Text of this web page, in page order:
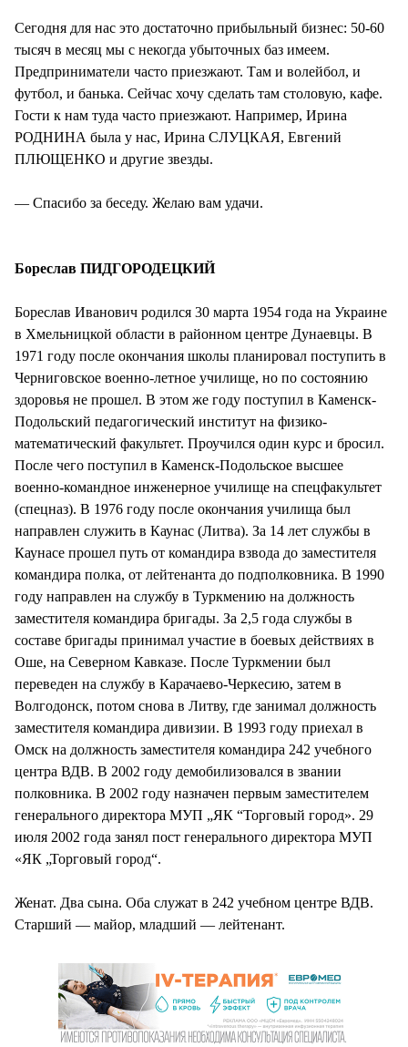
Сегодня для нас это достаточно прибыльный бизнес: 50-60
тысяч в месяц мы с некогда убыточных баз имеем.
Предприниматели часто приезжают. Там и волейбол, и
футбол, и банька. Сейчас хочу сделать там столовую, кафе.
Гости к нам туда часто приезжают. Например, Ирина
РОДНИНА была у нас, Ирина СЛУЦКАЯ, Евгений
ПЛЮЩЕНКО и другие звезды.
— Спасибо за беседу. Желаю вам удачи.
Бореслав ПИДГОРОДЕЦКИЙ
Бореслав Иванович родился 30 марта 1954 года на Украине
в Хмельницкой области в районном центре Дунаевцы. В
1971 году после окончания школы планировал поступить в
Черниговское военно-летное училище, но по состоянию
здоровья не прошел. В этом же году поступил в Каменск-
Подольский педагогический институт на физико-
математический факультет. Проучился один курс и бросил.
После чего поступил в Каменск-Подольское высшее
военно-командное инженерное училище на спецфакультет
(спецназ). В 1976 году после окончания училища был
направлен служить в Каунас (Литва). За 14 лет службы в
Каунасе прошел путь от командира взвода до заместителя
командира полка, от лейтенанта до подполковника. В 1990
году направлен на службу в Туркмению на должность
заместителя командира бригады. За 2,5 года службы в
составе бригады принимал участие в боевых действиях в
Оше, на Северном Кавказе. После Туркмении был
переведен на службу в Карачаево-Черкесию, затем в
Волгодонск, потом снова в Литву, где занимал должность
заместителя командира дивизии. В 1993 году приехал в
Омск на должность заместителя командира 242 учебного
центра ВДВ. В 2002 году демобилизовался в звании
полковника. В 2002 году назначен первым заместителем
генерального директора МУП „ЯК “Торговый город». 29
июля 2002 года занял пост генерального директора МУП
«ЯК „Торговый город“.
Женат. Два сына. Оба служат в 242 учебном центре ВДВ.
Старший — майор, младший — лейтенант.